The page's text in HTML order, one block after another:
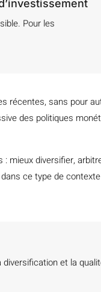
Pour les
récentes, sans pour
des politiques
mieux diversifier,
ce type de
diversification et la